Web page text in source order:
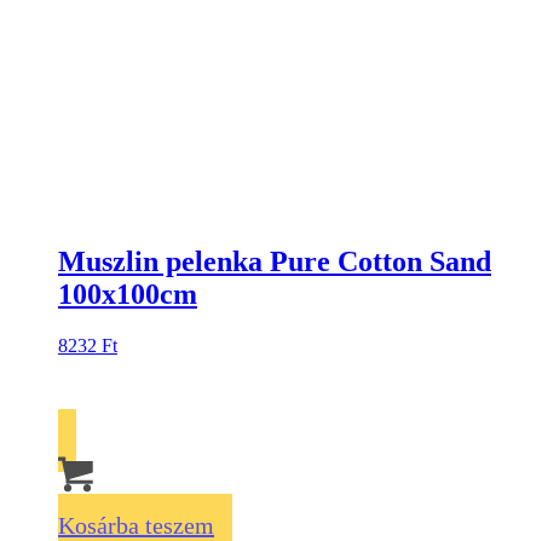
Muszlin pelenka Pure Cotton Sand
100x100cm
8232 Ft
Kosárba teszem